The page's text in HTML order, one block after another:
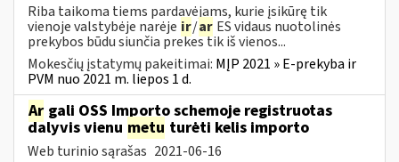
Riba taikoma tiems pardavėjams, kurie įsikūrę tik
vienoje valstybėje narėje ir/ar ES vidaus nuotolinės
prekybos būdu siunčia prekes tik iš vienos...
Mokesčių įstatymų pakeitimai: MĮP 2021 » E-prekyba ir
PVM nuo 2021 m. liepos 1 d.
Ar gali OSS Importo schemoje registruotas
dalyvis vienu metu turėti kelis importo
Web turinio sąrašas 2021-06-16